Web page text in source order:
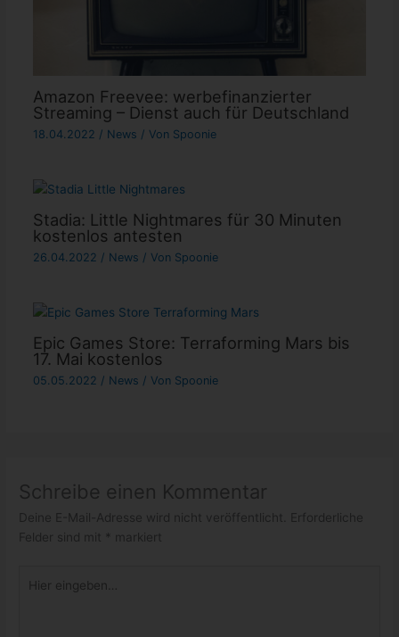
Amazon Freevee: werbefinanzierter
Streaming – Dienst auch für Deutschland
18.04.2022 / News / Von Spoonie
Stadia: Little Nightmares für 30 Minuten
kostenlos antesten
26.04.2022 / News / Von Spoonie
Epic Games Store: Terraforming Mars bis
17. Mai kostenlos
05.05.2022 / News / Von Spoonie
Schreibe einen Kommentar
Deine E-Mail-Adresse wird nicht veröffentlicht.
Erforderliche
Felder sind mit
* markiert
eingeben…